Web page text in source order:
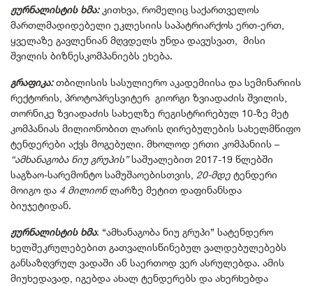
ჟურნალისტის ხმა: კითხვა, რომელიც საქართველოს
მართლმადიდებელი ეკლესიის საპატრიარქოს ერთ-ერთ,
ყველაზე გავლენიან მღვდელს უნდა დავუსვათ, მისი
შვილის ბიზნესკომპანიებს ეხება.
გრაფიკა:თბილისის სასულიერო აკადემიისა და სემინარიის
რექტორის, პროტოპრესვიტერ გიორგი ზვიადაძის შვილის,
თორნიკე ზვიადაძის სახელზე რეგისტრირებულ 10-ზე მეტ
კომპანიას მილიონობით ლარის ღირებულების სახელმწიფო
ტენდერები აქვს მოგებული. მხოლოდ ერთი კომპანიის –
“ამხანაგობა ნიუ გრუპის”საშუალებით 2017-19 წლებში
საგზაო-სარემონტო სამუშაოებისთვის, 20-მდე ტენდერი
მოიგო და 4 მილიონ ლარზე მეტით დაფინანსდა
ბიუჯეტიდან.
ჟურნალისტის ხმა: “ამხანაგობა ნიუ გრუპი” სატენდერო
ხელშეკრულებებით გათვალისწინებულ ვალდებულებებს
განსაზღვრულ ვადაში ან საერთოდ ვერ ასრულებდა. ამის
მიუხედავად, იგებდა ახალ ტენდერებს და ახერხებდა